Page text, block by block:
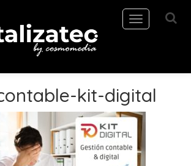
Toggle
navigation
kit-digital